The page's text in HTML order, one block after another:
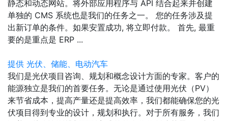
静态和动态网站。将外部应用程序与 API 结合起来并创建
单独的 CMS 系统也是我们的任务之一。 您的任务涉及提
出新订单的条件。如果安置成功, 将立即付款。 首先, 最重
要的是重点是 ERP ...
提供 光伏、储能、电动汽车
我们是光伏项目咨询、规划和概念设计方面的专家。客户的
能源独立是我们的首要任务。无论是通过使用光伏（PV）
来节省成本，提高产量还是提高效率，我们都能确保您的光
伏项目得到专业的设计，规划和执行。对于所有服务，我们